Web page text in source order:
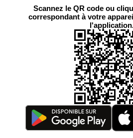
Scannez le QR code ou
correspondant à votre